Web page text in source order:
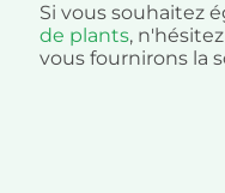
Si vous souhaitez
de plants,
vous fournirons la